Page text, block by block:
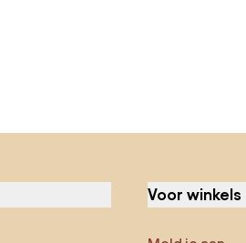
Voor winkels